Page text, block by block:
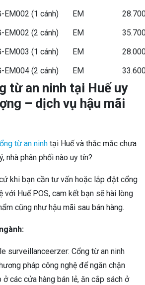
EM002 (1 cánh)
EM
EM002 (2 cánh)
EM
EM003 (1 cánh)
EM
EM004 (2 cánh)
EM
từ an ninh tại Huế uy
– dịch vụ hậu mãi
từ an ninh tại Huế và thắc mắc chưa
nhà phân phối nào uy tín?
khi bạn cần tư vấn hoặc lắp đặt cổng
với Huế POS, cam kết bạn sẽ hài lòng
cũng như hậu mãi sau bán hàng.
surveillanceerzer: Cổng từ an ninh
pháp công nghệ để ngăn chặn
ở các cửa hàng bán lẻ, ăn cắp sách ở